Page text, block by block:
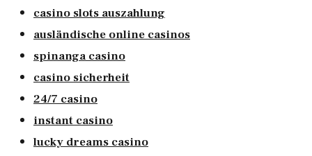
casino slots auszahlung
ausländische online casinos
spinanga casino
casino sicherheit
24/7 casino
instant casino
lucky dreams casino